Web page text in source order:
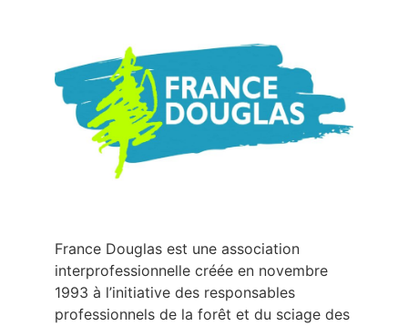
France Douglas est une association
interprofessionnelle créée en novembre
1993 à l’initiative des responsables
professionnels de la forêt et du sciage des